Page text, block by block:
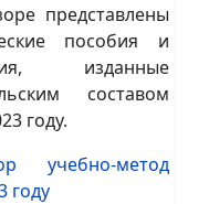
представлены
пособия и
изданные
составом
году.
учебно-метод
году